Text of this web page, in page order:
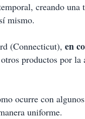
creando
mismo.
(Connecticut), en
productos por la
ocurre con
uniforme.